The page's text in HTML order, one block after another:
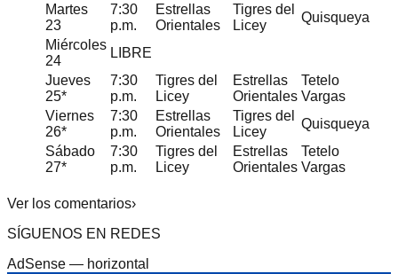
Martes
23
7:30
p.m.
Estrellas
Orientales
Tigres del
Licey
Quisqueya
Miércoles
24
LIBRE
Jueves
25*
7:30
p.m.
Tigres del
Licey
Estrellas
Orientales
Tetelo
Vargas
Viernes
26*
7:30
p.m.
Estrellas
Orientales
Tigres del
Licey
Quisqueya
Sábado
27*
7:30
p.m.
Tigres del
Licey
Estrellas
Orientales
Tetelo
Vargas
Ver los comentarios›
SÍGUENOS EN REDES
AdSense — horizontal